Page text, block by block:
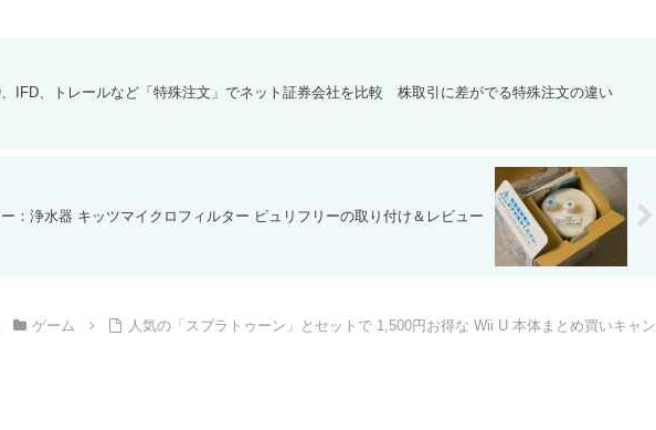
IFD、トレールなど「特殊注文」でネット証券会社を比較 株取引に差がでる特殊注文の違い
：浄水器 キッツマイクロフィルター ピュリフリーの取り付け＆レビュー
ゲーム
人気の「スプラトゥーン」とセットで 1,500円お得な Wii U 本体まとめ買いキャン